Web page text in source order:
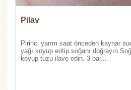
Pilav
Pirinci yarım saat önceden kaynar
yağı koyup eritip soğanı
koyup tuzu ilave edin. 3 bar...